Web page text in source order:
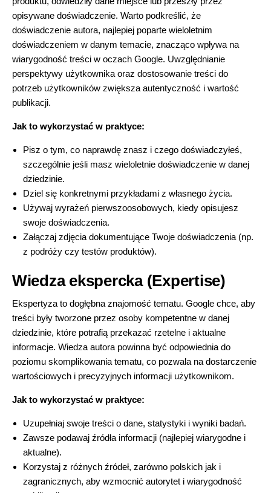
opisywane doświadczenie. Warto podkreślić, że
doświadczenie autora, najlepiej poparte wieloletnim
doświadczeniem w danym temacie, znacząco wpływa na
wiarygodność treści w oczach Google. Uwzględnianie
perspektywy użytkownika oraz dostosowanie treści do
potrzeb użytkowników zwiększa autentyczność i wartość
publikacji.
Jak to wykorzystać w praktyce:
Pisz o tym, co naprawdę znasz i czego doświadczyłeś,
szczególnie jeśli masz wieloletnie doświadczenie w danej
dziedzinie.
Dziel się konkretnymi przykładami z własnego życia.
Używaj wyrażeń pierwszoosobowych, kiedy opisujesz
swoje doświadczenia.
Załączaj zdjęcia dokumentujące Twoje doświadczenia (np.
z podróży czy testów produktów).
Wiedza ekspercka (Expertise)
Ekspertyza to dogłębna znajomość tematu. Google chce, aby
treści były tworzone przez osoby kompetentne w danej
dziedzinie, które potrafią przekazać rzetelne i aktualne
informacje. Wiedza autora powinna być odpowiednia do
poziomu skomplikowania tematu, co pozwala na dostarczenie
wartościowych i precyzyjnych informacji użytkownikom.
Jak to wykorzystać w praktyce:
Uzupełniaj swoje treści o dane, statystyki i wyniki badań.
Zawsze podawaj źródła informacji (najlepiej wiarygodne i
aktualne).
Korzystaj z różnych źródeł, zarówno polskich jak i
zagranicznych, aby wzmocnić autorytet i wiarygodność